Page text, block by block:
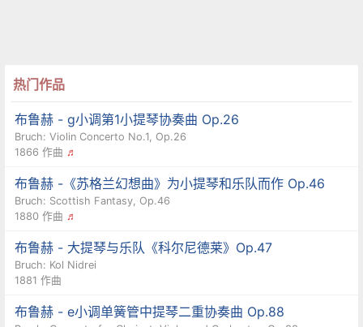
热门作品
布鲁赫 - g小调第1小提琴协奏曲 Op.26
Bruch: Violin Concerto No.1, Op.26
1866 作曲 ♬
布鲁赫 -《苏格兰幻想曲》为小提琴和乐队而作 Op.46
Bruch: Scottish Fantasy, Op.46
1880 作曲 ♬
布鲁赫 - 大提琴与乐队《科尔尼德莱》Op.47
Bruch: Kol Nidrei
1881 作曲
布鲁赫 - e小调单簧管中提琴二重协奏曲 Op.88